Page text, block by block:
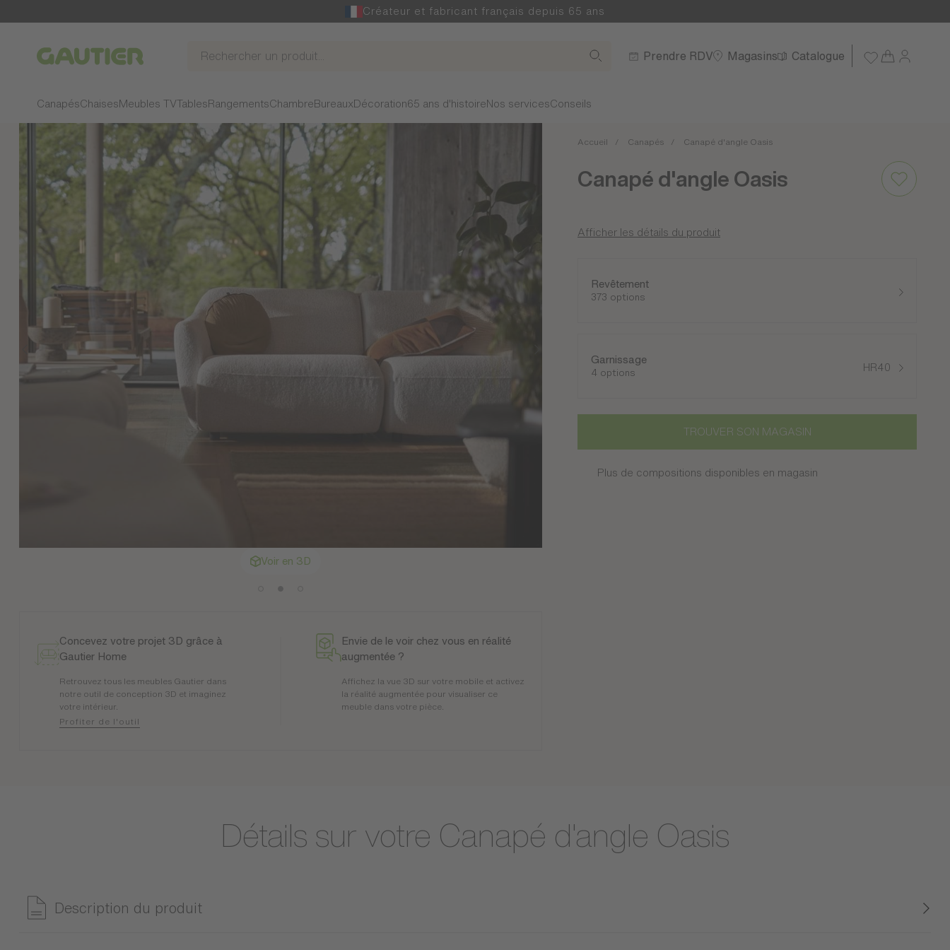
Créateur et fabricant français depuis 65 ans
Gautier Prendre RDV Magasins Catalogue
CanapésChaises Meubles TVTables RangementsChambre Bureaux Décoration65 ans d'histoire Nos servicesConseils
Voir en 3D
Concevez votre projet 3D grâce à
Gautier Home
Retrouvez tous les meubles Gautier dans
notre outil de conception 3D et imaginez
votre intérieur.
Profiter de l'outil
Envie de le voir chez vous en réalité
augmentée ?
Affichez la vue 3D sur votre mobile et activez
la réalité augmentée pour visualiser ce
meuble dans votre pièce.
Accueil Canapés Canapé d'angle Oasis
Canapé d'angle Oasis
Afficher les détails du produit
Revêtement
373 options
Garnissage
4 options
HR40
TROUVER SON MAGASIN
Plus de compositions disponibles en magasin
Détails sur votre Canapé d'angle Oasis
Description du produit